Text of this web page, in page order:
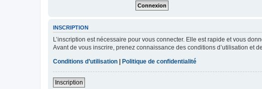
INSCRIPTION
L’inscription est nécessaire pour vous connecter. Elle est rapide et vous
Avant de vous inscrire, prenez connaissance des conditions d’utilisation et
Conditions d’utilisation | Politique de confidentialité
Inscription